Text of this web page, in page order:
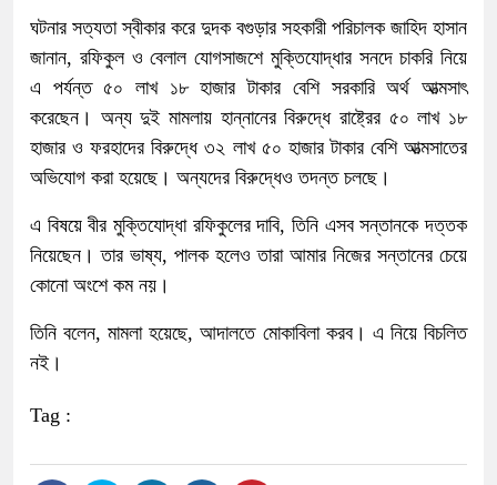
ঘটনার সত্যতা স্বীকার করে দুদক বগুড়ার সহকারী পরিচালক জাহিদ হাসান
জানান, রফিকুল ও বেলাল যোগসাজশে মুক্তিযোদ্ধার সনদে চাকরি নিয়ে
এ পর্যন্ত ৫০ লাখ ১৮ হাজার টাকার বেশি সরকারি অর্থ আত্মসাৎ
করেছেন। অন্য দুই মামলায় হান্নানের বিরুদ্ধে রাষ্ট্রের ৫০ লাখ ১৮
হাজার ও ফরহাদের বিরুদ্ধে ৩২ লাখ ৫০ হাজার টাকার বেশি আত্মসাতের
অভিযোগ করা হয়েছে। অন্যদের বিরুদ্ধেও তদন্ত চলছে।
এ বিষয়ে বীর মুক্তিযোদ্ধা রফিকুলের দাবি, তিনি এসব সন্তানকে দত্তক
নিয়েছেন। তার ভাষ্য, পালক হলেও তারা আমার নিজের সন্তানের চেয়ে
কোনো অংশে কম নয়।
তিনি বলেন, মামলা হয়েছে, আদালতে মোকাবিলা করব। এ নিয়ে বিচলিত
নই।
Tag :